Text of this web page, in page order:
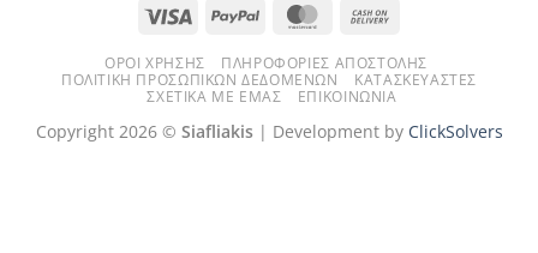
Visa PayPal MasterCard
Delivery
ΌΡΟΙ ΧΡΉΣΗΣ
ΠΛΗΡΟΦΟΡΊΕΣ ΑΠΟΣΤΟΛΉΣ
ΠΟΛΙΤΙΚΉ ΠΡΟΣΩΠΙΚΏΝ ΔΕΔΟΜΈΝΩΝ
ΚΑΤΑΣΚΕΥΑΣΤΈΣ
ΣΧΕΤΙΚΆ ΜΕ ΕΜΆΣ
ΕΠΙΚΟΙΝΩΝΊΑ
Copyright 2026 © Siafliakis| Development by ClickSolvers